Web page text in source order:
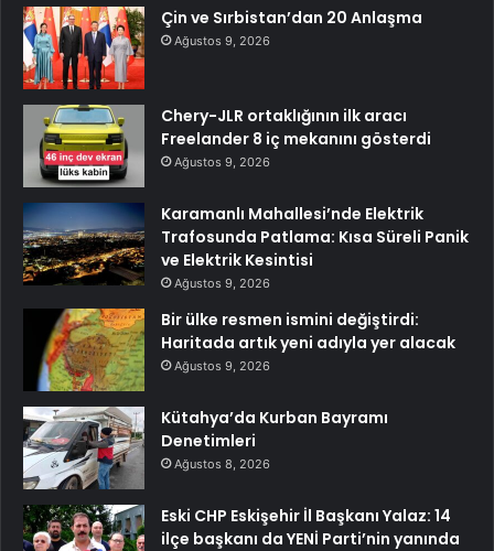
Çin ve Sırbistan’dan 20 Anlaşma
Ağustos 9, 2026
Chery-JLR ortaklığının ilk aracı
Freelander 8 iç mekanını gösterdi
Ağustos 9, 2026
Karamanlı Mahallesi’nde Elektrik
Trafosunda Patlama: Kısa Süreli Panik
ve Elektrik Kesintisi
Ağustos 9, 2026
Bir ülke resmen ismini değiştirdi:
Haritada artık yeni adıyla yer alacak
Ağustos 9, 2026
Kütahya’da Kurban Bayramı
Denetimleri
Ağustos 8, 2026
Eski CHP Eskişehir İl Başkanı Yalaz: 14
ilçe başkanı da YENİ Parti’nin yanında